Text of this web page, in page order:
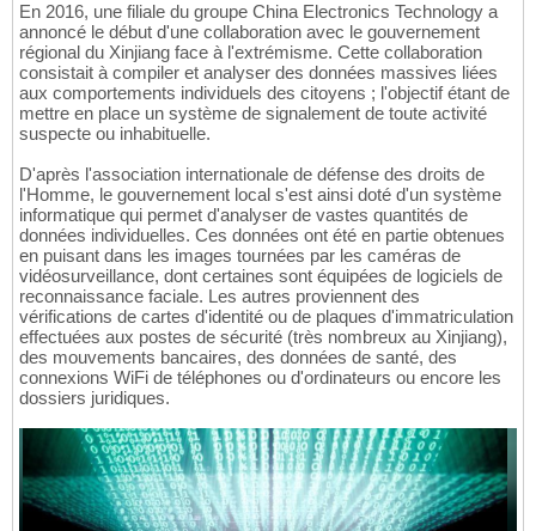
En 2016, une filiale du groupe China Electronics Technology a
annoncé le début d'une collaboration avec le gouvernement
régional du Xinjiang face à l'extrémisme. Cette collaboration
consistait à compiler et analyser des données massives liées
aux comportements individuels des citoyens ; l'objectif étant de
mettre en place un système de signalement de toute activité
suspecte ou inhabituelle.
D'après l'association internationale de défense des droits de
l'Homme, le gouvernement local s'est ainsi doté d'un système
informatique qui permet d'analyser de vastes quantités de
données individuelles. Ces données ont été en partie obtenues
en puisant dans les images tournées par les caméras de
vidéosurveillance, dont certaines sont équipées de logiciels de
reconnaissance faciale. Les autres proviennent des
vérifications de cartes d'identité ou de plaques d'immatriculation
effectuées aux postes de sécurité (très nombreux au Xinjiang),
des mouvements bancaires, des données de santé, des
connexions WiFi de téléphones ou d'ordinateurs ou encore les
dossiers juridiques.